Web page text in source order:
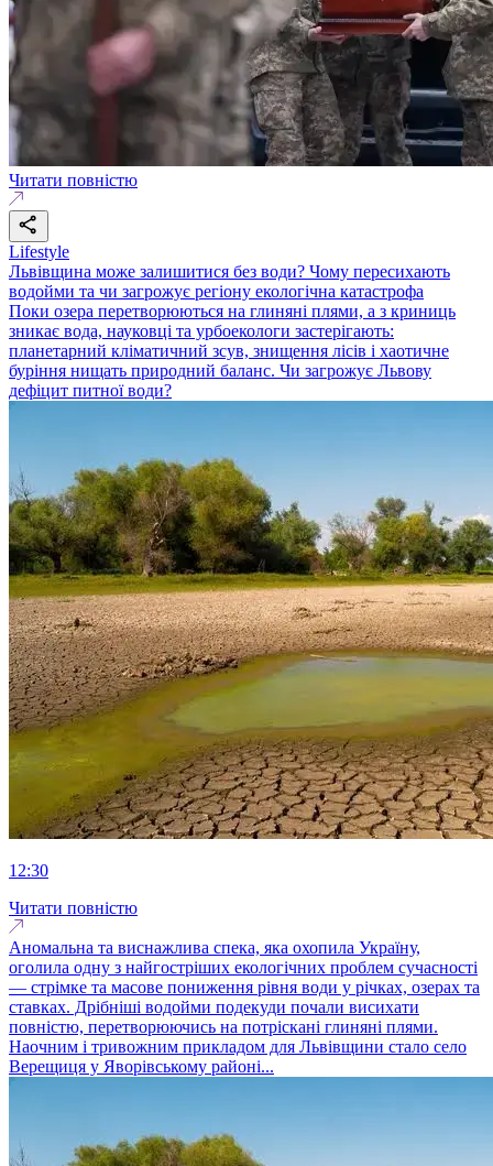
Читати повністю
Lifestyle
Львівщина може залишитися без води? Чому пересихають
водойми та чи загрожує регіону екологічна катастрофа
Поки озера перетворюються на глиняні плями, а з криниць
зникає вода, науковці та урбоекологи застерігають:
планетарний кліматичний зсув, знищення лісів і хаотичне
буріння нищать природний баланс. Чи загрожує Львову
дефіцит питної води?
12:30
Читати повністю
Аномальна та виснажлива спека, яка охопила Україну,
оголила одну з найгостріших екологічних проблем сучасності
— стрімке та масове пониження рівня води у річках, озерах та
ставках. Дрібніші водойми подекуди почали висихати
повністю, перетворюючись на потріскані глиняні плями.
Наочним і тривожним прикладом для Львівщини стало село
Верещиця у Яворівському районі...